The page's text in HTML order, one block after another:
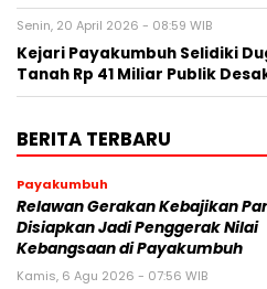
Senin, 20 April 2026 - 08:59 WIB
Kejari Payakumbuh Selidiki
Tanah Rp 41 Miliar Publik
BERITA TERBARU
Payakumbuh
Relawan Gerakan Kebajikan
Disiapkan Jadi Penggerak Nilai
Kebangsaan di Payakumbuh
Kamis, 6 Agu 2026 - 07:56 WIB